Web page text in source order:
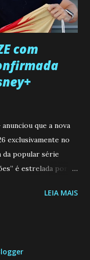
informa a Gabriel
paciente, que está
com
que a nova
exclusivamente no
da popular série
é estrelada por
seus personagens
figuras de
LEIA MAIS